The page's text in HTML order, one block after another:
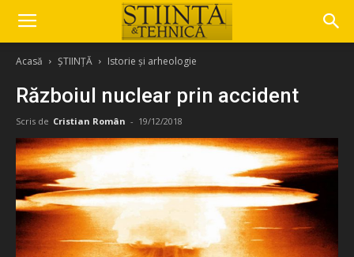
Acasă ȘTIINȚĂ Istorie și arheologie
Războiul nuclear prin accident
Scris de Cristian Român - 19/12/2018